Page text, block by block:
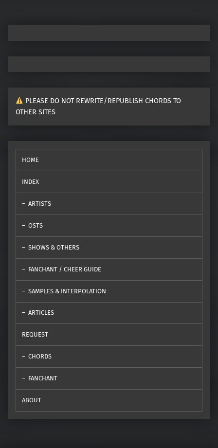
PLEASE DO NOT REWRITE/REPUBLISH CHORDS TO
OTHER SITES
HOME
INDEX
ARTISTS
OSTS
SHOWS & OTHERS
FANCHANT / CHEER GUIDE
SAMPLES & INTERPOLATION
ARTICLES
REQUEST
CHORDS
FANCHANT
ABOUT